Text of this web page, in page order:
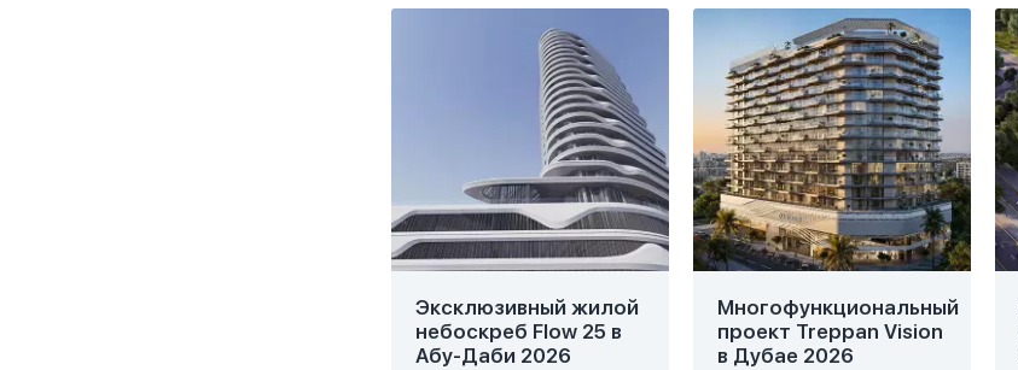
Эксклюзивный жилой
небоскреб Flow 25 в
Абу-Даби 2026
Многофункциональный
проект Treppan Vision
в Дубае 2026